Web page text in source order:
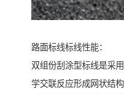
路面标线标线性能：
双组份刮涂型标线是采
学交联反应形成网状结